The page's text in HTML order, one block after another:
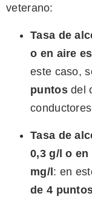
veterano:
Tasa de
o en aire
este caso,
puntosdel
Tasa de
0,3 g/l o
mg/l: en
de 4